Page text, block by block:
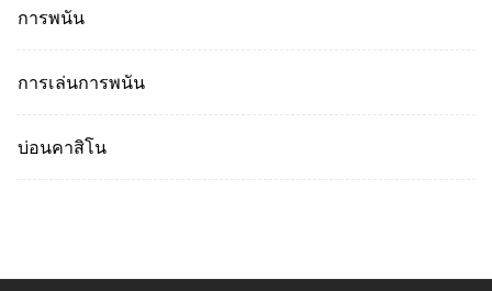
การพนัน
การเล่นการพนัน
บ่อนคาสิโน